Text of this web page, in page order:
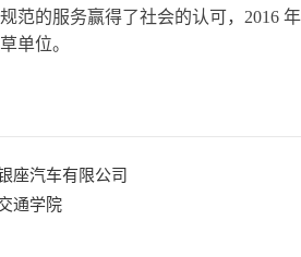
范的服务赢得了社会的认可， 2016
单位。
座汽车有限公司
通学院